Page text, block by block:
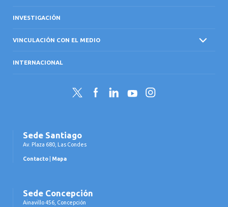
INVESTIGACIÓN
VINCULACIÓN CON EL MEDIO
INTERNACIONAL
Twitter FacebookLinkedInYouTubeInstagram
Sede Santiago
Av. Plaza 680, Las Condes
Contacto Mapa
Sede Concepción
Ainavillo 456, Concepción